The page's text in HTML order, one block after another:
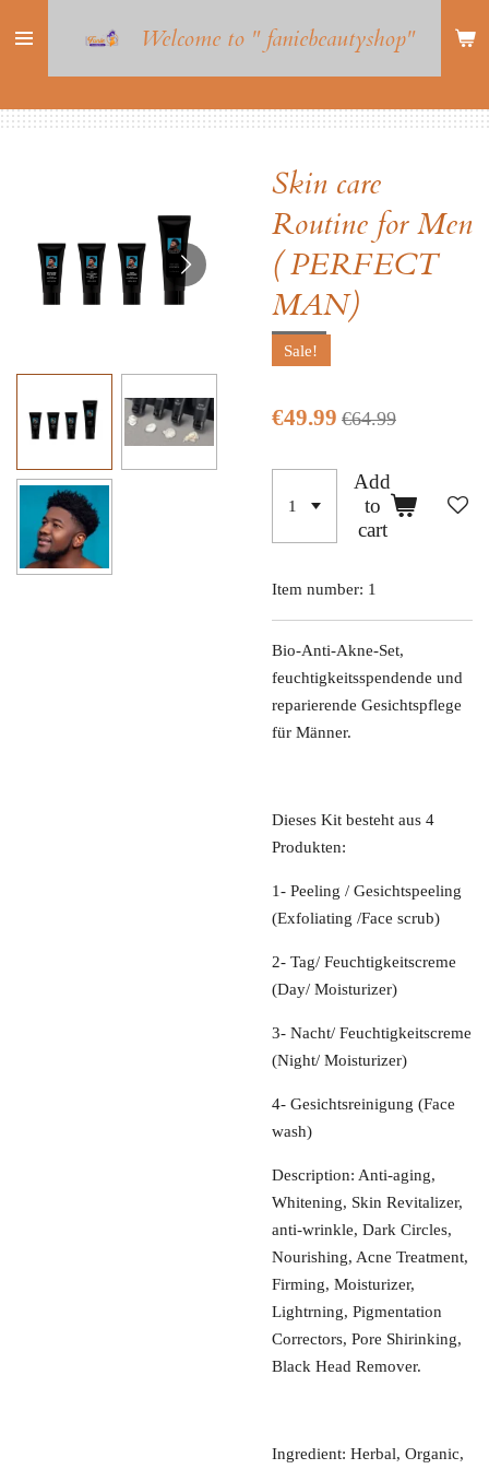
to
content
Welcome to " faniebeautyshop"
Skin care
Routine for Men
( PERFECT
MAN)
Sale!
€49.99 €64.99
Add
to
cart
Item number: 1
Bio-Anti-Akne-Set,
feuchtigkeitsspendende und
reparierende Gesichtspflege
für Männer.
Dieses Kit besteht aus 4
Produkten:
1- Peeling / Gesichtspeeling
(Exfoliating /Face scrub)
2- Tag/ Feuchtigkeitscreme
(Day/ Moisturizer)
3- Nacht/ Feuchtigkeitscreme
(Night/ Moisturizer)
4- Gesichtsreinigung (Face
wash)
Description: Anti-aging,
Whitening, Skin Revitalizer,
anti-wrinkle, Dark Circles,
Nourishing, Acne Treatment,
Firming, Moisturizer,
Lightrning, Pigmentation
Correctors, Pore Shirinking,
Black Head Remover.
Ingredient: Herbal, Organic,